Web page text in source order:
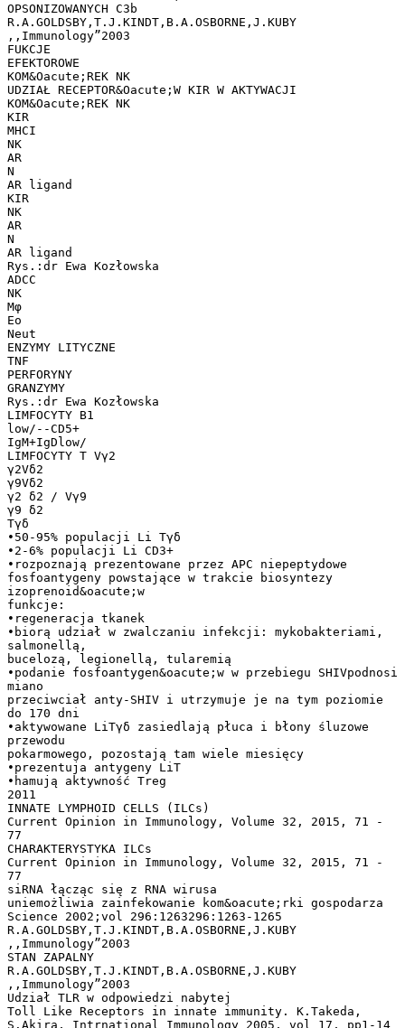
OPSONIZOWANYCH C3b
R.A.GOLDSBY,T.J.KINDT,B.A.OSBORNE,J.KUBY
,,Immunology”2003
FUKCJE
EFEKTOROWE
KOM&Oacute;REK NK
UDZIAŁ RECEPTOR&Oacute;W KIR W AKTYWACJI
KOM&Oacute;REK NK
KIR
MHCI
NK
AR
N
AR ligand
KIR
NK
AR
N
AR ligand
Rys.:dr Ewa Kozłowska
ADCC
NK
Mφ
Eo
Neut
ENZYMY LITYCZNE
TNF
PERFORYNY
GRANZYMY
Rys.:dr Ewa Kozłowska
LIMFOCYTY B1
low/--CD5+
IgM+IgDlow/
LIMFOCYTY T Vγ2
γ2Vδ2
γ9Vδ2
γ2 δ2 / Vγ9
γ9 δ2
Tγδ
•50-95% populacji Li Tγδ
•2-6% populacji Li CD3+
•rozpoznają prezentowane przez APC niepeptydowe
fosfoantygeny powstające w trakcie biosyntezy
izoprenoid&oacute;w
funkcje:
•regeneracja tkanek
•biorą udział w zwalczaniu infekcji: mykobakteriami,
salmonellą,
bucelozą, legionellą, tularemią
•podanie fosfoantygen&oacute;w w przebiegu SHIVpodnosi
miano
przeciwciał anty-SHIV i utrzymuje je na tym poziomie
do 170 dni
•aktywowane LiTγδ zasiedlają płuca i błony śluzowe
przewodu
pokarmowego, pozostają tam wiele miesięcy
•prezentuja antygeny LiT
•hamują aktywność Treg
2011
INNATE LYMPHOID CELLS (ILCs)
Current Opinion in Immunology, Volume 32, 2015, 71 -
77
CHARAKTERYSTYKA ILCs
Current Opinion in Immunology, Volume 32, 2015, 71 -
77
siRNA łącząc się z RNA wirusa
uniemożliwia zainfekowanie kom&oacute;rki gospodarza
Science 2002;vol 296:1263296:1263-1265
R.A.GOLDSBY,T.J.KINDT,B.A.OSBORNE,J.KUBY
,,Immunology”2003
STAN ZAPALNY
R.A.GOLDSBY,T.J.KINDT,B.A.OSBORNE,J.KUBY
,,Immunology”2003
Udział TLR w odpowiedzi nabytej
Toll Like Receptors in innate immunity. K.Takeda,